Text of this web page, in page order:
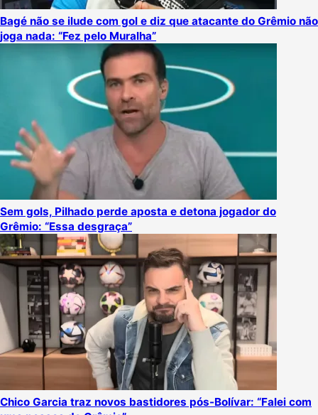
Bagé não se ilude com gol e diz que atacante do Grêmio não
joga nada: “Fez pelo Muralha”
Sem gols, Pilhado perde aposta e detona jogador do
Grêmio: “Essa desgraça”
Chico Garcia traz novos bastidores pós-Bolívar: “Falei com